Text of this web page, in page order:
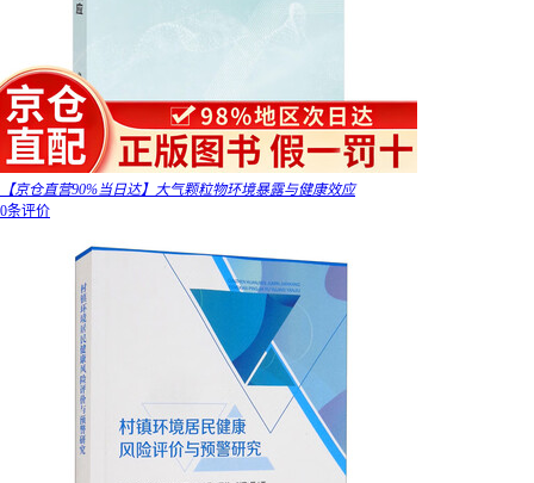
【京仓直营90%当日达】大气颗粒物环境暴露与健康效应
0条评价